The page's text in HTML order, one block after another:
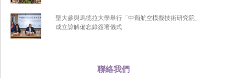
聯絡我們
聖大參與馬德拉大學舉行「中葡航空模擬技術研究院」
成立諒解備忘錄簽署儀式